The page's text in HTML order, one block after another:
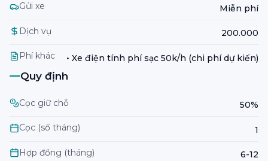
Gửi xe Miễn phí
Dịch vụ 200.000
Phí khác • Xe điện tính phí sạc 50k/h (chi phí dự kiến)
Quy định
Cọc giữ chỗ 50%
Cọc (số tháng) 1
Hợp đồng (tháng) 6-12